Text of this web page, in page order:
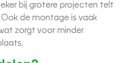
bij grotere projecten telt
de montage is vaak
zorgt voor minder